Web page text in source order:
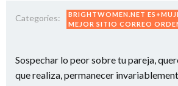
Categories:
BRIGHTWOMEN.NET
MEJOR SITIO CORREO
Sospechar lo peor sobre tu pareja,
que realiza, permanecer